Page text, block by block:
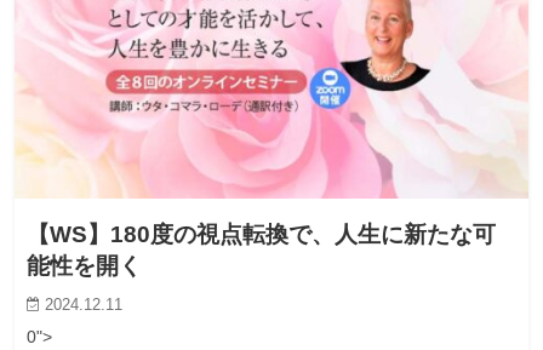
【WS】180度の視点転換で、人生に新たな可
能性を開く
2024.12.11
0">